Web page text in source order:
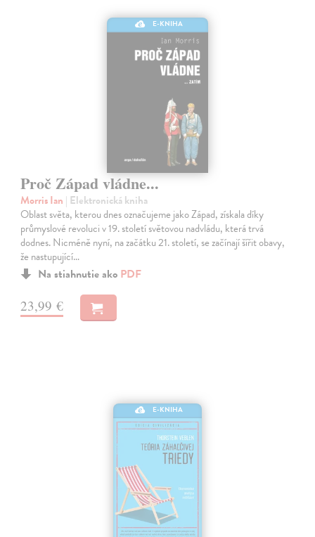
E-KNIHA
Proč Západ vládne...
Morris Ian | Elektronická kniha
Oblast světa, kterou dnes označujeme jako Západ, získala díky
průmyslové revoluci v 19. století světovou nadvládu, která trvá
dodnes. Nicméně nyní, na začátku 21. století, se začínají šířit obavy,
že nastupující…
Na stiahnutie ako PDF
23,99 €
E-KNIHA